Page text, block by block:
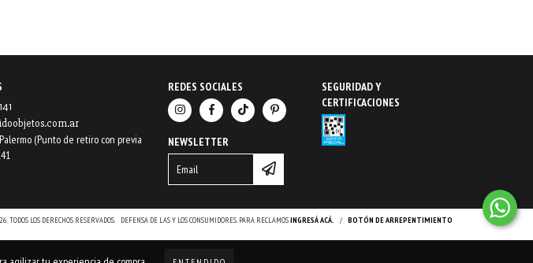
(Punto de retiro con previa
REDES SOCIALES
NEWSLETTER
SEGURIDAD Y
CERTIFICACIONES
TODOS LOS DERECHOS RESERVADOS. DEFENSA DE LAS Y LOS CONSUMIDORES. PARA RECLAMOSINGRESÁ ACÁ. / BOTÓN DE ARREPENTIMIENTO